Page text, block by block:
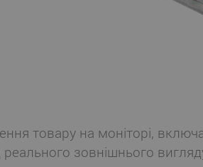
товару на моніторі,
реального зовнішнього